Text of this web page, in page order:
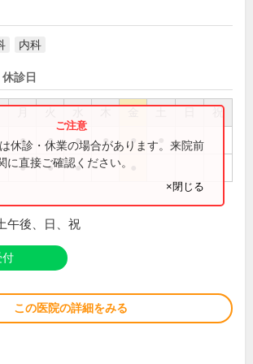
内科
診日
祝
● ● ● ● ●
● ● ●
休診・休業の場合があります。来院前
に直接ご確認ください。
×閉じる
午後、日、祝
付
この医院の詳細をみる